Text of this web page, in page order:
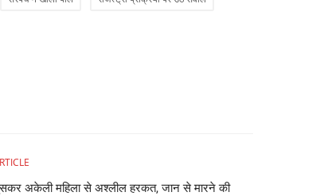
अकेली महिला से अश्लील हरकत, जान से मारने की